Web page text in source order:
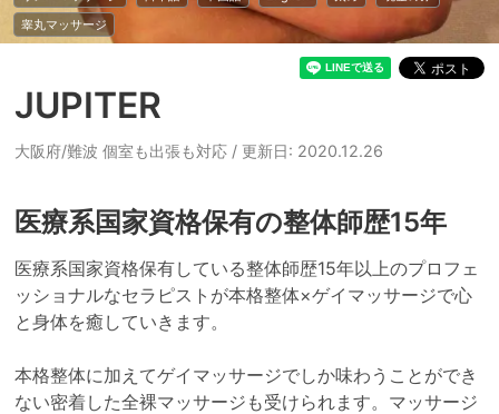
睾丸マッサージ
JUPITER
大阪府/難波 個室も出張も対応 / 更新日: 2020.12.26
医療系国家資格保有の整体師歴15年
医療系国家資格保有している整体師歴15年以上のプロフェ
ッショナルなセラピストが本格整体×ゲイマッサージで心
と身体を癒していきます。
本格整体に加えてゲイマッサージでしか味わうことができ
ない密着した全裸マッサージも受けられます。マッサージ